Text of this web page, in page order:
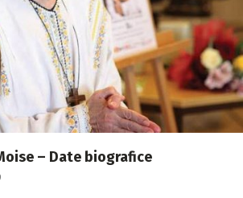
– Date biografice